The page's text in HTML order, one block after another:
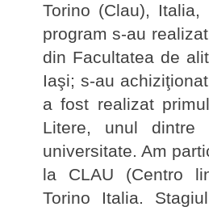
Torino (Clau),
program s-au
din Facultatea de
Iaşi; s-au
a fost realizat
Litere, unul dintre
universitate. Am
la CLAU (Centro
Torino Italia.